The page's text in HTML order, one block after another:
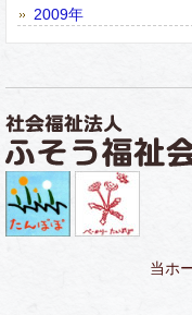
2009年
当ホ